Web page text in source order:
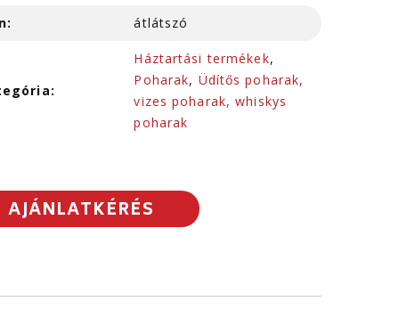
átlátszó
Háztartási termékek,
Poharak, Üdítős poharak,
vizes poharak, whiskys
poharak
AJÁNLATKÉRÉS